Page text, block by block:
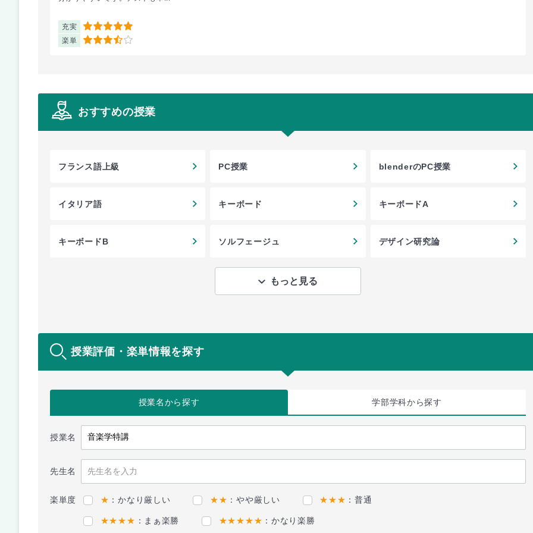
充実 5
楽単 3.5
おすすめの授業
フランス語上級 PC授業 blenderのPC授業
イタリア語 キーボード キーボードA
キーボードB ソルフェージュ デザイン研究論
もっと見る
授業評価・楽単情報を探す
授業名から探す 学部学科から探す
授業名
先生名
楽単度 ★ ：かなり厳しい ★★ ：やや厳しい ★★★ ：普通
★★★★ ：まぁ楽勝 ★★★★★ ：かなり楽勝